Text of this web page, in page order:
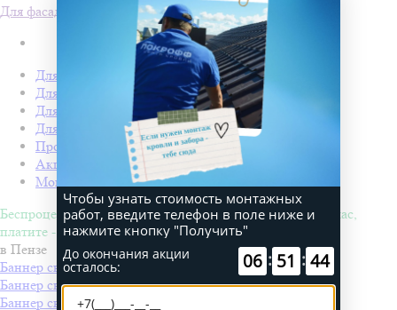
Для фасада
Для кровли
Для забора
Для фасада
Для дачи
Производство Покрофф
Акции
Монтаж
Беспроцентная рассрочка на 4 месяца. Покупайте - сейчас,
платите - потом!
в Пензе
Баннер светодиодный "ФЛАГ МАЛЫЙ" 50х30
Баннер светодиодный "С НОВЫМ ГОДОМ"
Баннер светодиодный "ФЛАГ СРЕДНИЙ" 100х60
Чтобы узнать стоимость монтажных
работ, введите телефон в поле ниже и
нажмите кнопку "Получить"
До окончания акции
осталось: 06 : 51 : 44